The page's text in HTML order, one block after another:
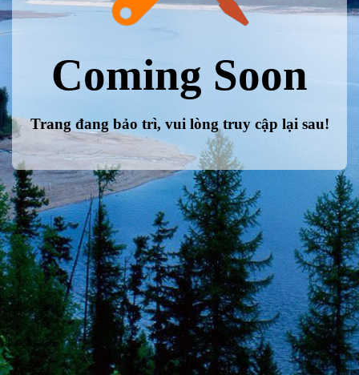
Coming Soon
Trang đang bảo trì, vui lòng truy cập lại sau!